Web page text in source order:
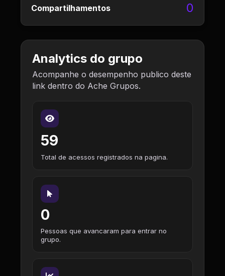
Compartilhamentos 0
Analytics do grupo
Acompanhe o desempenho publico deste
link dentro do Ache Grupos.
59
Total de acessos registrados na pagina.
0
Pessoas que avancaram para entrar no
grupo.